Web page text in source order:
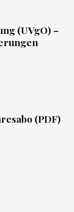
(UVgO) –
(PDF)